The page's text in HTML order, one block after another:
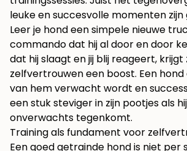
leuke en succesvolle momenten zijn
Leer je hond een simpele nieuwe
commando dat hij al door en door
dat hij slaagt en jij blij reageert, krijgt
zelfvertrouwen een boost. Een
van hem verwacht wordt en
een stuk steviger in zijn pootjes als
onverwachts tegenkomt.
Training als fundament voor
Een goed getrainde hond is niet per